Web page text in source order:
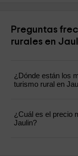
Preguntas
rurales en
¿Dónde están los
turismo rural en
¿Cuál es el precio
Jaulin?